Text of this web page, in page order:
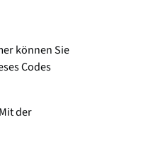
können Sie
Codes
der